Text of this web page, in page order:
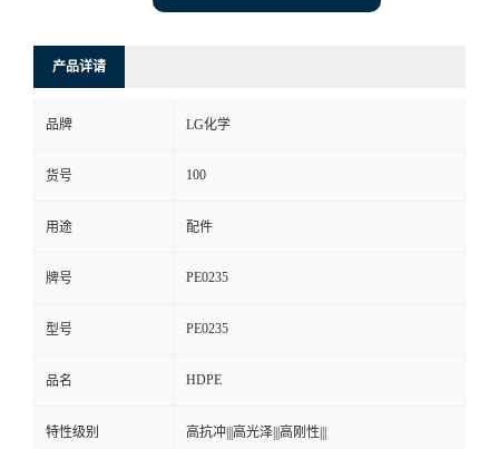
产品详请
品牌 LG化学
货号 100
用途 配件
牌号 PE0235
型号 PE0235
品名 HDPE
特性级别 高抗冲|||高光泽|||高刚性|||